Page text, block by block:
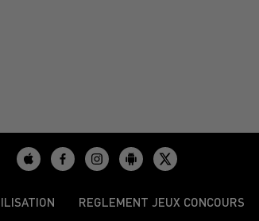
REGLEMENT JEUX CONCOURS